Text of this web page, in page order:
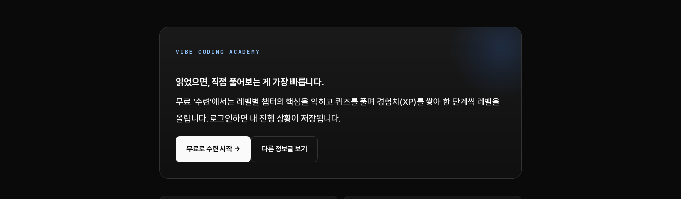
VIBE CODING ACADEMY
읽었으면, 직접 풀어보는 게 가장 빠릅니다.
무료 ‘수련’에서는 레벨별 챕터의 핵심을 익히고 퀴즈를 풀며 경험치(XP)를 쌓아 한 단계씩 레벨을
올립니다. 로그인하면 내 진행 상황이 저장됩니다.
무료로 수련 시작 → 다른 정보글 보기